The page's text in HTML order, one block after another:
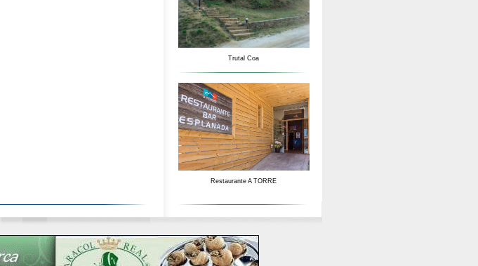
Trutal Coa
Restaurante A TORRE